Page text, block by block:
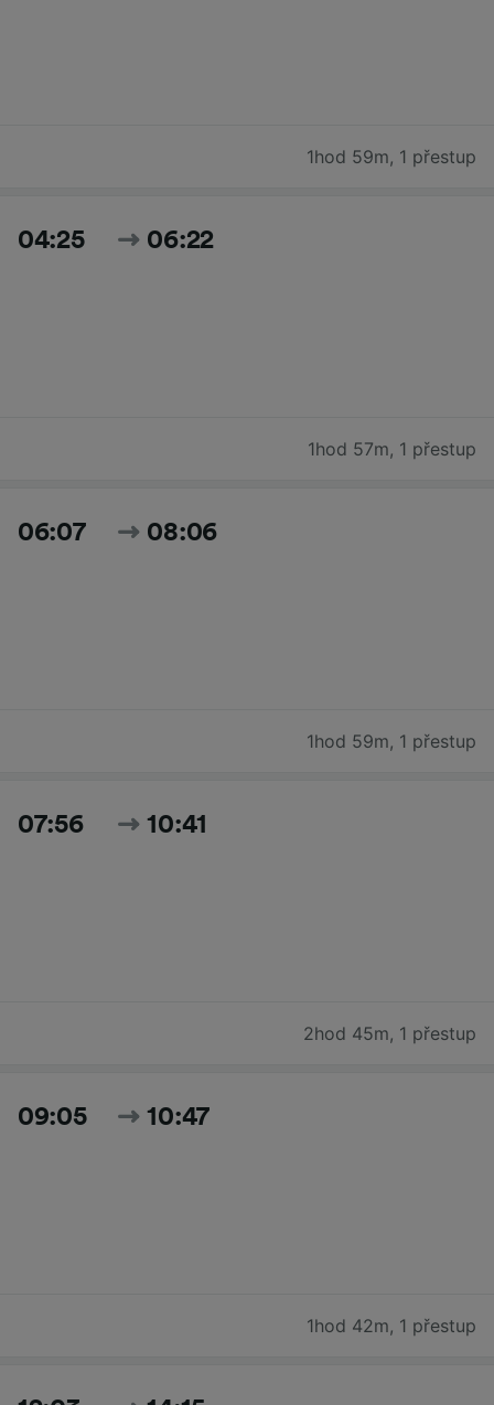
1hod 59m, 1 přestup
04:25 06:22
1hod 57m, 1 přestup
06:07 08:06
1hod 59m, 1 přestup
07:56 10:41
2hod 45m, 1 přestup
09:05 10:47
1hod 42m, 1 přestup